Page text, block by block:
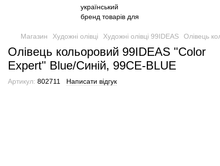
Магазин Художні олівці Художні олівці 99IDEAS Олівець
Олівець кольоровий 99IDEAS "Color
Expert" Blue/Синій, 99CE-BLUE
Артикул: 802711 Написати відгук